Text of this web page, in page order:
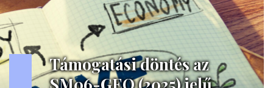
Támogatási döntés az